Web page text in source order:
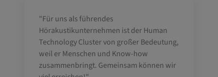
"Für uns als führendes
Hörakustikunternehmen ist der Human
Technology Cluster von großer Bedeutung,
weil er Menschen und Know-how
zusammenbringt. Gemeinsam können wir